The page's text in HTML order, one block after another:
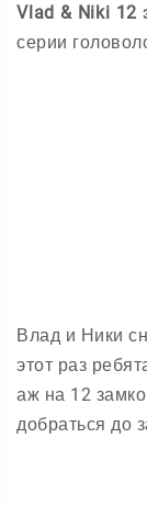
Vlad & Niki 12
серии
Влад и Ники
этот раз
аж на 12
добраться до